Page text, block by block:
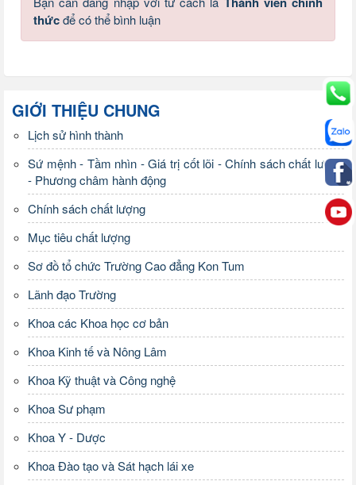
thứcđể có thể bình luận
GIỚI THIỆU CHUNG
Lịch sử hình thành
Sứ mệnh - Tầm nhìn - Giá trị cốt lõi - Chính sách chất lượng
- Phương châm hành động
Chính sách chất lượng
Mục tiêu chất lượng
Sơ đồ tổ chức Trường Cao đẳng Kon Tum
Lãnh đạo Trường
Khoa các Khoa học cơ bản
Khoa Kinh tế và Nông Lâm
Khoa Kỹ thuật và Công nghệ
Khoa Sư phạm
Khoa Y - Dược
Khoa Đào tạo và Sát hạch lái xe